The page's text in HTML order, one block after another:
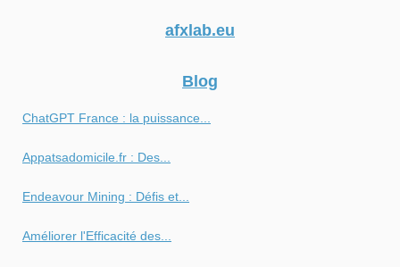
afxlab.eu
Blog
ChatGPT France : la puissance...
Appatsadomicile.fr : Des...
Endeavour Mining : Défis et...
Améliorer l'Efficacité des...